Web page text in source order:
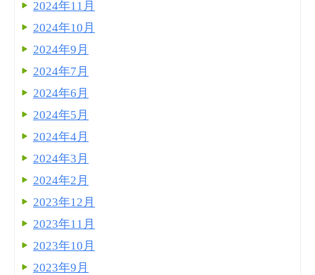
2024年11月
2024年10月
2024年9月
2024年7月
2024年6月
2024年5月
2024年4月
2024年3月
2024年2月
2023年12月
2023年11月
2023年10月
2023年9月